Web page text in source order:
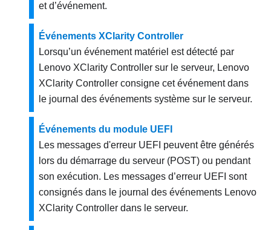
et d’événement.
Événements XClarity Controller
Lorsqu’un événement matériel est détecté par
Lenovo XClarity Controller sur le serveur, Lenovo
XClarity Controller consigne cet événement dans
le journal des événements système sur le serveur.
Événements du module UEFI
Les messages d'erreur UEFI peuvent être générés
lors du démarrage du serveur (POST) ou pendant
son exécution. Les messages d’erreur UEFI sont
consignés dans le journal des événements Lenovo
XClarity Controller dans le serveur.